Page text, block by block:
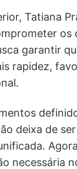
Tatiana
os
garantir
rapidez,
deixa de
necessária